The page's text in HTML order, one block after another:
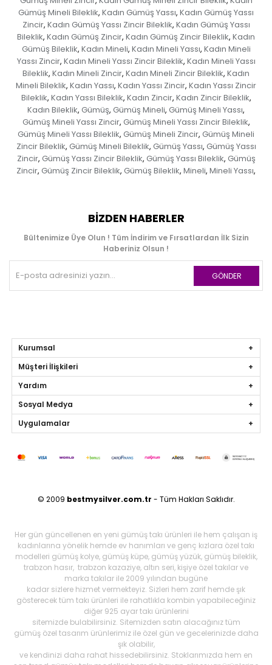
Gümüş Mineli Bileklik, Kadın Gümüş Yassı, Kadın Gümüş Yassı
Zincir, Kadın Gümüş Yassı Zincir Bileklik, Kadın Gümüş Yassı
Bileklik, Kadın Gümüş Zincir, Kadın Gümüş Zincir Bileklik, Kadın
Gümüş Bileklik, Kadın Mineli, Kadın Mineli Yassı, Kadın Mineli
Yassı Zincir, Kadın Mineli Yassı Zincir Bileklik, Kadın Mineli Yassı
Bileklik, Kadın Mineli Zincir, Kadın Mineli Zincir Bileklik, Kadın
Mineli Bileklik, Kadın Yassı, Kadın Yassı Zincir, Kadın Yassı Zincir
Bileklik, Kadın Yassı Bileklik, Kadın Zincir, Kadın Zincir Bileklik,
Kadın Bileklik, Gümüş, Gümüş Mineli, Gümüş Mineli Yassı,
Gümüş Mineli Yassı Zincir, Gümüş Mineli Yassı Zincir Bileklik,
Gümüş Mineli Yassı Bileklik, Gümüş Mineli Zincir, Gümüş Mineli
Zincir Bileklik, Gümüş Mineli Bileklik, Gümüş Yassı, Gümüş Yassı
Zincir, Gümüş Yassı Zincir Bileklik, Gümüş Yassı Bileklik, Gümüş
Zincir, Gümüş Zincir Bileklik, Gümüş Bileklik, Mineli, Mineli Yassı,
BIZDEN HABERLER
Bültenimize Üye Olun ! Tüm İndirim ve Fırsatlardan İlk Sizin
Haberiniz Olsun !
GÖNDER
Kurumsal
Müşteri İlişkileri
Yardım
Sosyal Medya
Uygulamalar
© 2009 bestmysilver.com.tr - Tüm Hakları Saklıdır.
Her gün güncellenen en yeni gümüş takı ürünleri ile hem çalışan iş
kadınlarına yönelik hemde ev hanımları ve genç kızlara özel takı
modelleri gümüş kolye, gümüş küpe, gümüş yüzük, gümüş bileklik,
trabzon hasır, trabzon kazaziye, altın seri, kişiye özel takılar ve
marka takılar ile 2009 yılından bugüne
kadar sizlere hizmet vermekteyiz. Sizleri hem zarif hemde şık
gösterecek tüm takı ürünleri ile rahatlıkla kombin yapabileceğiniz
diğer 925 ayar takı ürünlerini
sitemizde bulabilirsiniz. Sitemizden satın alacağınız tüm
gümüş özel tasarım ürünlerimiz ile özel gün ve gecelerinizde daha
şık olabilir,
ve kendinizi daha rahat hissedebilirsiniz. Stoklarımızda hem en